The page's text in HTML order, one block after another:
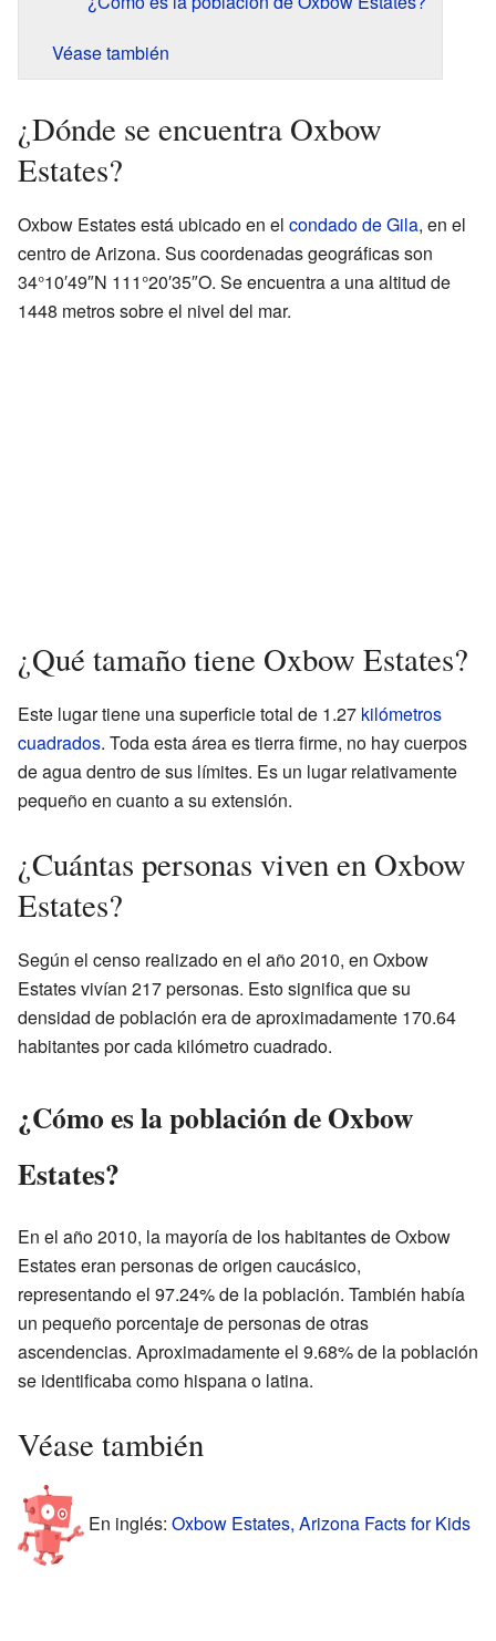
Véase también
¿Dónde se encuentra Oxbow
Estates?
Oxbow Estates está ubicado en el condado de Gila, en el
centro de Arizona. Sus coordenadas geográficas son
34°10′49″N 111°20′35″O. Se encuentra a una altitud de
1448 metros sobre el nivel del mar.
¿Qué tamaño tiene Oxbow Estates?
Este lugar tiene una superficie total de 1.27 kilómetros
cuadrados. Toda esta área es tierra firme, no hay cuerpos
de agua dentro de sus límites. Es un lugar relativamente
pequeño en cuanto a su extensión.
¿Cuántas personas viven en Oxbow
Estates?
Según el censo realizado en el año 2010, en Oxbow
Estates vivían 217 personas. Esto significa que su
densidad de población era de aproximadamente 170.64
habitantes por cada kilómetro cuadrado.
¿Cómo es la población de Oxbow
Estates?
En el año 2010, la mayoría de los habitantes de Oxbow
Estates eran personas de origen caucásico,
representando el 97.24% de la población. También había
un pequeño porcentaje de personas de otras
ascendencias. Aproximadamente el 9.68% de la población
se identificaba como hispana o latina.
Véase también
En inglés: Oxbow Estates, Arizona Facts for Kids